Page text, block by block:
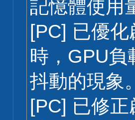
記憶體使用
[PC] 已優
時，GPU負
抖動的現象
[PC] 已修